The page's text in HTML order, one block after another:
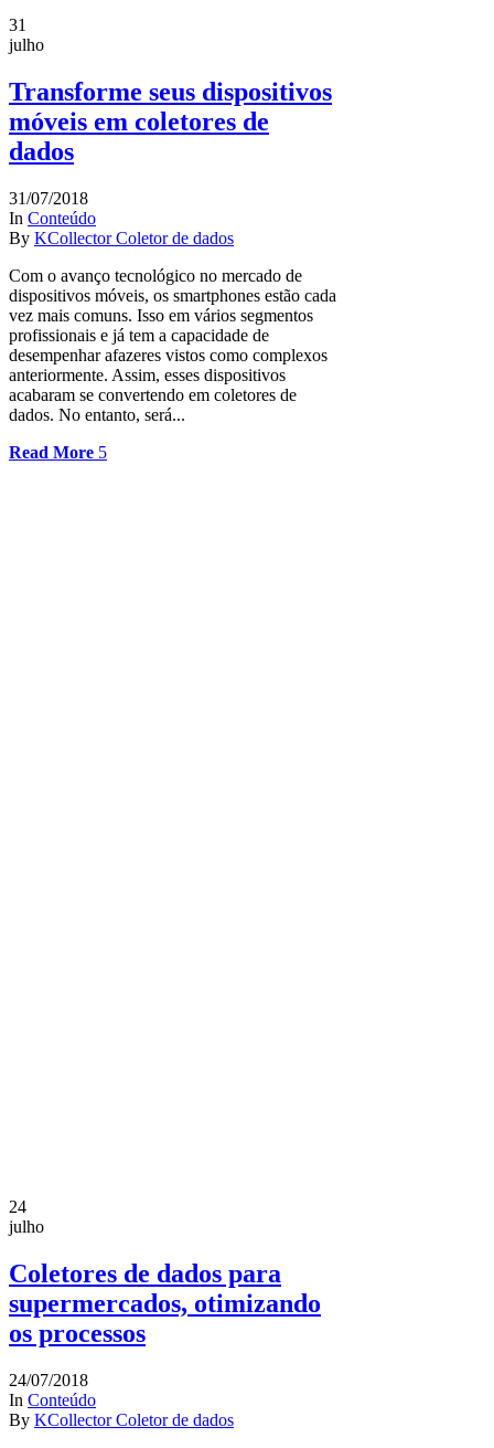
31
julho
Transforme seus dispositivos
móveis em coletores de
dados
31/07/2018
In Conteúdo
By KCollector Coletor de dados
Com o avanço tecnológico no mercado de
dispositivos móveis, os smartphones estão cada
vez mais comuns. Isso em vários segmentos
profissionais e já tem a capacidade de
desempenhar afazeres vistos como complexos
anteriormente. Assim, esses dispositivos
acabaram se convertendo em coletores de
dados. No entanto, será...
Read More
24
julho
Coletores de dados para
supermercados, otimizando
os processos
24/07/2018
In Conteúdo
By KCollector Coletor de dados